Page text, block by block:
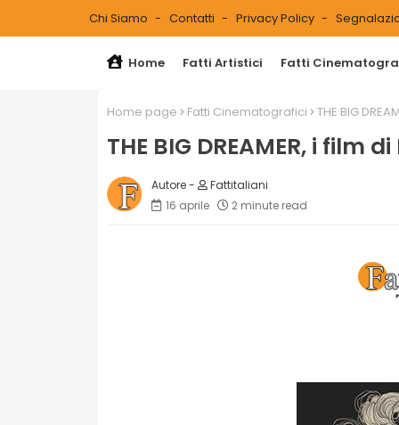
Chi Siamo Contatti Privacy Policy
Home Fatti Artistici Fatti
Home page Fatti Cinematografici THE BIG
THE BIG DREAMER, i
Fattitaliani
16 aprile
2 minute read